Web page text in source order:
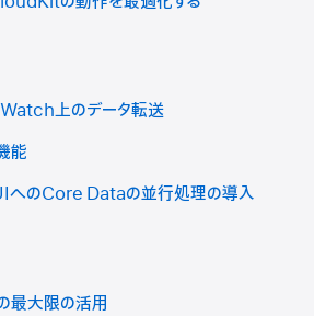
上のデータ転送
能
のCore Dataの並行処理の導入
大限の活用